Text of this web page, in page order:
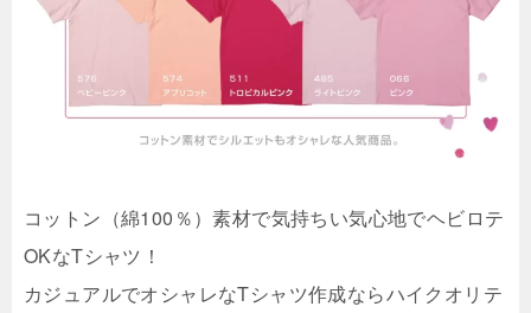
コットン（綿100％）素材で気持ちい気心地でヘビロテ
OKなTシャツ！
カジュアルでオシャレなTシャツ作成ならハイクオリテ